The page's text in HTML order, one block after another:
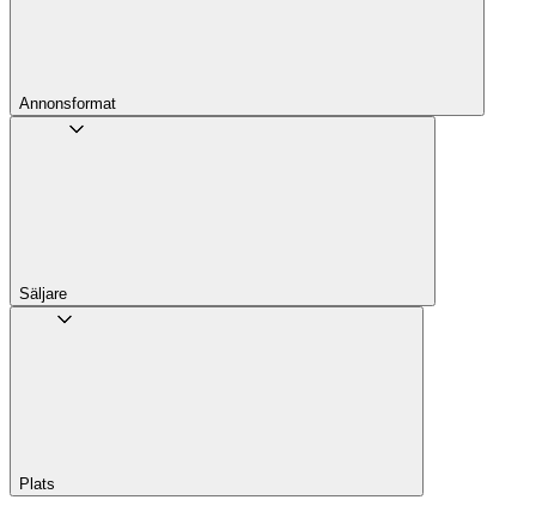
Annons­format
Säljare
Plats